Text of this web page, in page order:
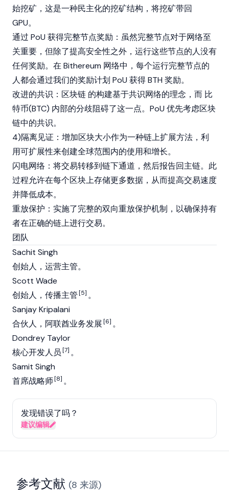
始挖矿，这是一种民主化的挖矿结构，将挖矿带回
GPU。
通过 PoU 获得完整节点奖励：虽然完整节点对于网络至
关重要，但除了提高安全性之外，运行这些节点的人没有
任何奖励。在 Bithereum 网络中，每个运行完整节点的
人都会通过我们的奖励计划 PoU 获得 BTH 奖励。
改进的共识： 区块链 的构建基于共识网络的理念，而 比
特币(BTC) 内部的分歧阻碍了这一点。PoU 优先考虑区块
链中的共识。
4)隔离见证：增加区块大小作为一种链上扩展方法，利
用可扩展性来创建全球范围内的使用和增长。
闪电网络：将交易转移到链下通道，然后报告回主链。此
过程允许在每个区块上存储更多数据，从而提高交易速度
并降低成本。
重放保护：实施了完整的双向重放保护机制，以确保持有
者在正确的链上进行交易。
团队
Sachit Singh
创始人，运营主管。
Scott Wade
创始人，传播主管[5] 。
Sanjay Kripalani
合伙人，阿联酋业务发展[6] 。
Dondrey Taylor
核心开发人员[7] 。
Samit Singh
首席战略师[8] 。
发现错误了吗？
建议编辑
参考文献 (8 来源)